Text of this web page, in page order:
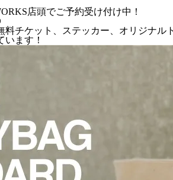
店頭でご予約受け付け中！
料チケット、ステッカー、オリジナ
ます！